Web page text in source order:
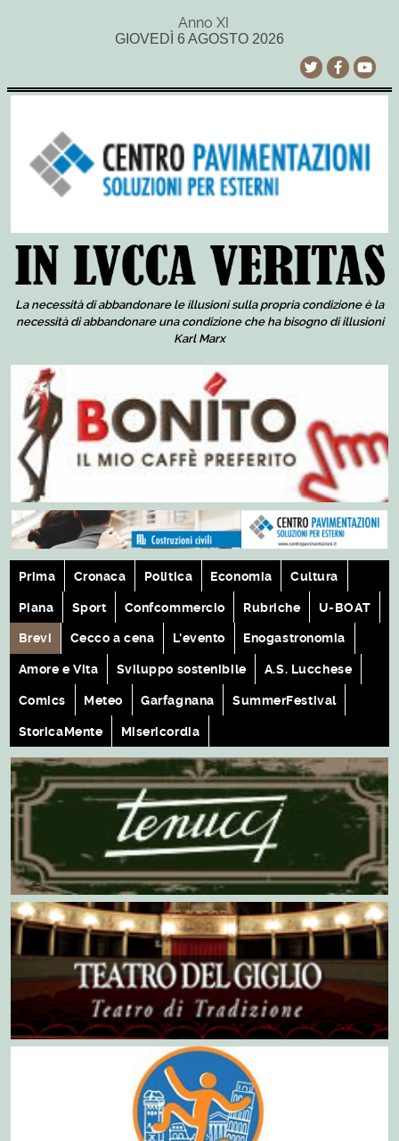
Anno XI
GIOVEDÌ 6 AGOSTO 2026
La necessità di abbandonare le illusioni sulla propria condizione è la
necessità di abbandonare una condizione che ha bisogno di illusioni
Karl Marx
Prima Cronaca Politica Economia Cultura
Piana Sport Confcommercio Rubriche U-BOAT
Brevi Cecco a cena L'evento Enogastronomia
Amore e Vita Sviluppo sostenibile A.S. Lucchese
Comics Meteo Garfagnana SummerFestival
StoricaMente Misericordia